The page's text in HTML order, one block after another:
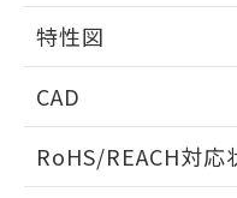
外形図
端子配置/内部接続
特性図
電気的寿命曲線
CAD
ドすることができま
RoHS/REACH対応